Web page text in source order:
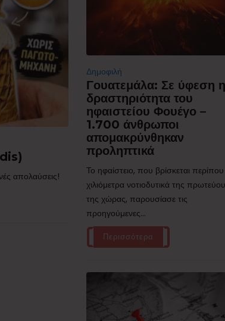
απολαύσεις!
Δημοφιλή
Γουατεμάλα: Σε ύφεση η
δραστηριότητα του
ηφαιστείου Φουέγο –
1.700 άνθρωποι
απομακρύνθηκαν
προληπτικά
Το ηφαίστειο, που βρίσκεται
χιλιόμετρα νοτιοδυτικά της
της χώρας, παρουσίασε τις
προηγούμενες...
Περισσότερα